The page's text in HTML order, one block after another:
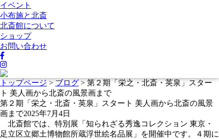
イベント
小布施と北斎
北斎館について
ショップ
お問い合わせ
トップページ>ブログ>第２期「栄之・北斎・英泉」スター
ト 美人画から北斎の風景画まで
第２期「栄之・北斎・英泉」スタート 美人画から北斎の風景
画まで2025年7月4日
北斎館では、特別展「知られざる秀逸コレクション 東京・
足立区立郷土博物館所蔵浮世絵名品展」を開催中です。４期に